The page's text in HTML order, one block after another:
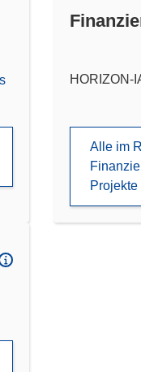
HORIZON-
Alle im